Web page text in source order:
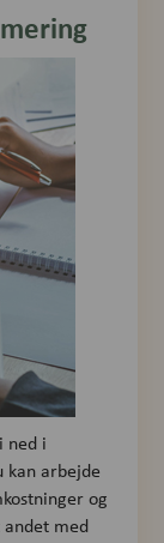
ned i
kan arbejde
og
med